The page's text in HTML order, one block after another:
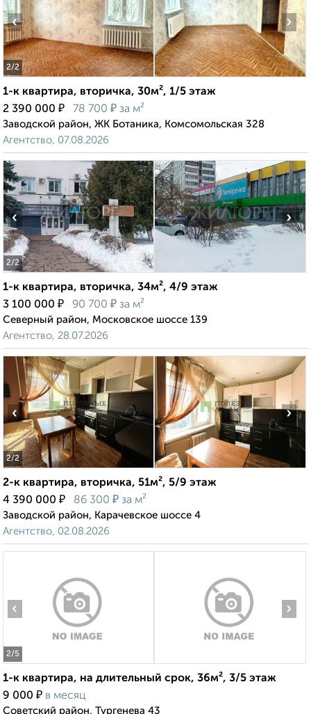
2/2
‹ ›
1-к квартира, вторичка, 30м², 1/5 этаж
2 390 000 ₽ 78 700 ₽ за м²
Заводской район, ЖК Ботаника, Комсомольская 328
Агентство, 07.08.2026
2/2
‹ ›
1-к квартира, вторичка, 34м², 4/9 этаж
3 100 000 ₽ 90 700 ₽ за м²
Северный район, Московское шоссе 139
Агентство, 28.07.2026
2/2
‹ ›
2-к квартира, вторичка, 51м², 5/9 этаж
4 390 000 ₽ 86 300 ₽ за м²
Заводской район, Карачевское шоссе 4
Агентство, 02.08.2026
2/5
‹ ›
1-к квартира, на длительный срок, 36м², 3/5 этаж
9 000 ₽ в месяц
Советский район, Тургенева 43